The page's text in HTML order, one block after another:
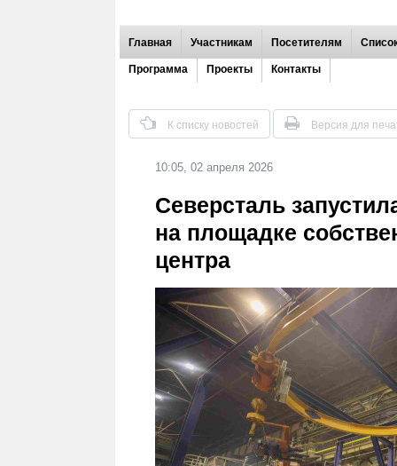
Главная Участникам Посетителям
Программа Проекты Контакты
К списку новостей Версия для
10:05, 02 апреля 2026
Северсталь
на площадке
центра